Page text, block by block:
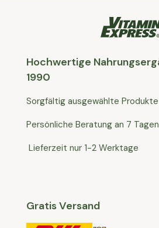
Hochwertige
1990
Sorgfältig ausgewählte Produkte
Persönliche Beratung an 7
Lieferzeit nur 1-2 Werktage
Gratis Versand